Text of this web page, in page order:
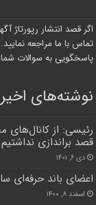
اگر قصد انتشار رپورتاژ
تماس با ما مراجعه
پاسخگویی به سوالات
نوشته‌های اخیر
رئیسی: از
قصد براندازی نداشتیم
دی ۶, ۱۴۰۱
اعضای باند حرفه‌ای
اسفند ۸, ۱۴۰۰